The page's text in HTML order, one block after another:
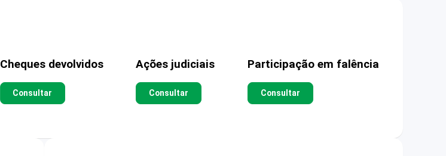
Cheques devolvidos
Consultar
Ações judiciais
Consultar
Participação em falência
Consultar